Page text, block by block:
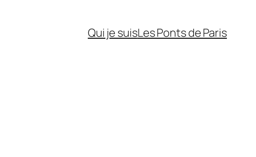
Qui je suisLes Ponts de Paris